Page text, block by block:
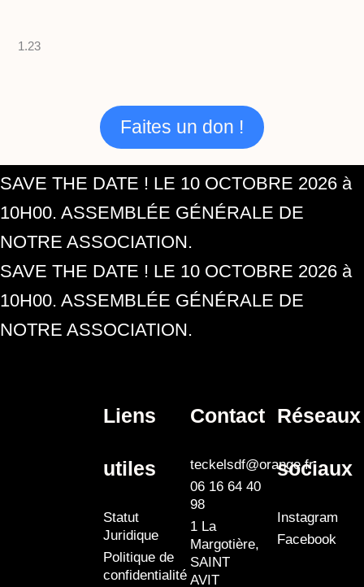
Faites un don !
SAVE THE DATE ! LE 10 OCTOBRE 2026 à
10H00. ASSEMBLÉE GÉNÉRALE DE
NOTRE ASSOCIATION.
SAVE THE DATE ! LE 10 OCTOBRE 2026 à
10H00. ASSEMBLÉE GÉNÉRALE DE
NOTRE ASSOCIATION.
Liens
utiles
Statut
Juridique
Politique de
confidentialité
Contact
teckelsdf@orange.fr
06 16 64 40
98
1 La
Margotière,
SAINT
AVIT
Réseaux
sociaux
Instagram
Facebook